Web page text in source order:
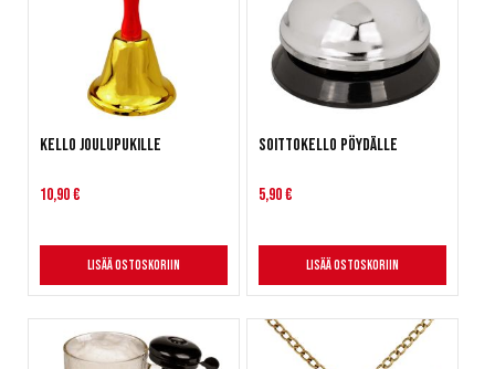
Kello joulupukille
10,90 €
Lisää ostoskoriin
Soittokello pöydälle
5,90 €
Lisää ostoskoriin